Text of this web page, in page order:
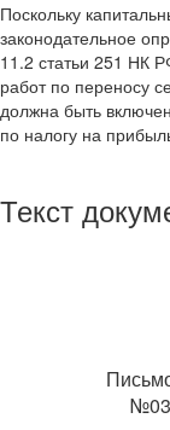
Поскольку
законодательное
11.2 статьи 251 НК
работ по переносу
должна быть
по налогу на
Текст